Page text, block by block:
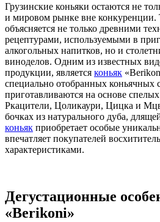
Грузинские коньяки остаются не
и мировом рынке вне конкуренции.
объясняется не только древними
рецептурами, используемыми в
алкогольных напитков, но и
виноделов. Одним из известных
продукции, является коньяк
специально отобранных коньячных
приготавливаются на основе
Ркацители, Цоликаури, Цицка и
бочках из натурального дуба,
коньяк приобретает особые
впечатляет покупателей
характеристиками.
Дегустационные
«Berikoni»